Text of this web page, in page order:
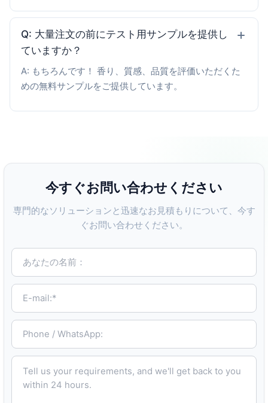
Q: 大量注文の前にテスト用サンプルを提供し
ていますか？
A: もちろんです！ 香り、質感、品質を評価いただくた
めの無料サンプルをご提供しています。
今すぐお問い合わせください
専門的なソリューションと迅速なお見積もりについて、今す
ぐお問い合わせください。
あなたの名前：
E-mail:*
Phone / WhatsApp:
Tell us your requirements, and we'll get back to you within 24 hours.